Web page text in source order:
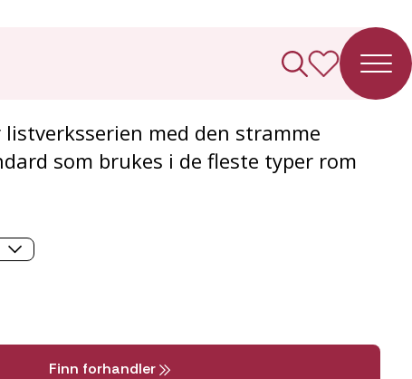
Klassisk
listverksserien med den stramme
som brukes i de fleste typer rom
Finn forhandler